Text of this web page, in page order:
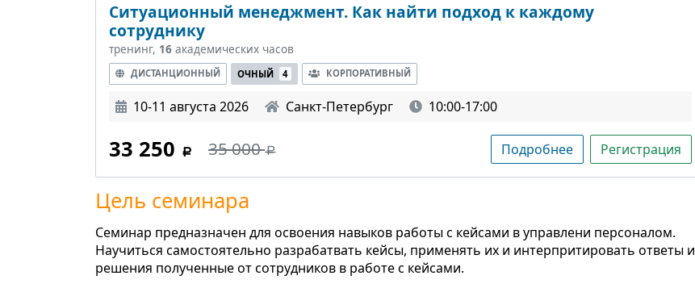
Ситуационный менеджмент. Как найти подход к каждому
сотруднику
тренинг, 16 академических часов
ДИСТАНЦИОННЫЙ ОЧНЫЙ 4 КОРПОРАТИВНЫЙ
10-11 августа 2026 Санкт-Петербург 10:00-17:00
33 250 35 000 Подробнее Регистрация
Цель семинара
Семинар предназначен для освоения навыков работы с кейсами в управлени персоналом.
Научиться самостоятельно разрабатвать кейсы, применять их и интерпритировать ответы и
решения полученные от сотрудников в работе с кейсами.